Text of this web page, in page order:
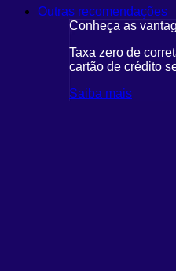
Outras recomendações
Conheça as
Taxa zero de
cartão de crédito
Saiba mais